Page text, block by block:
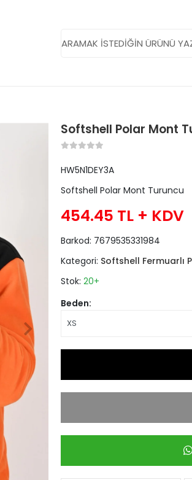
Softshell Polar Mont
HW5N1DEY3A
Softshell Polar Mont Turuncu
454.45 TL + KDV
Barkod: 7679535331984
Kategori: Softshell Fermuarlı
Stok: 20+
Beden: